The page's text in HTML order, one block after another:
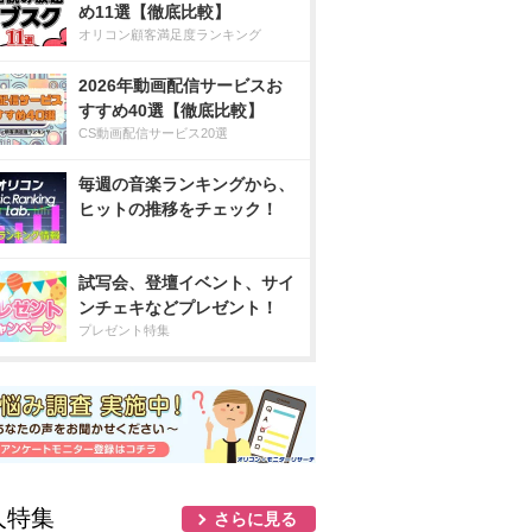
め11選【徹底比較】
オリコン顧客満足度ランキング
2026年動画配信サービスお
すすめ40選【徹底比較】
CS動画配信サービス20選
毎週の音楽ランキングから、
ヒットの推移をチェック！
試写会、登壇イベント、サイ
ンチェキなどプレゼント！
プレゼント特集
特集 さらに見る